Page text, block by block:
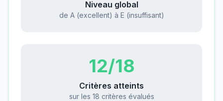
Niveau global
de A (excellent) à E (insuffisant)
12/18
Critères atteints
sur les 18 critères évalués